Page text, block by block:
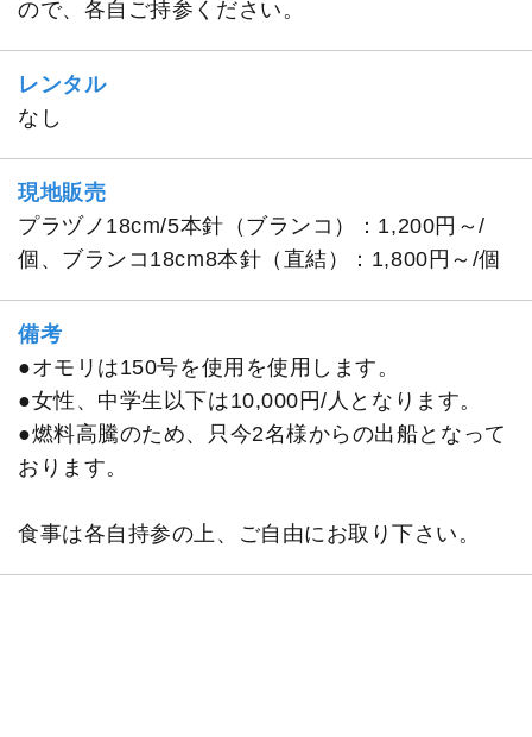
ので、各自ご持参ください。
レンタル
なし
現地販売
プラヅノ18cm/5本針（ブランコ）：1,200円～/
個、ブランコ18cm8本針（直結）：1,800円～/個
備考
●オモリは150号を使用を使用します。
●女性、中学生以下は10,000円/人となります。
●燃料高騰のため、只今2名様からの出船となって
おります。
食事は各自持参の上、ご自由にお取り下さい。